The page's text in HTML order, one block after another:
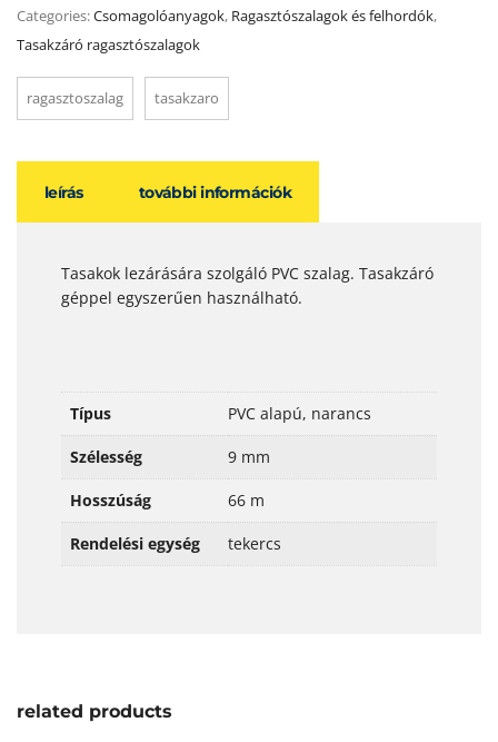
Categories:Csomagolóanyagok, Ragasztószalagok és felhordók,
Tasakzáró ragasztószalagok
ragasztoszalag tasakzaro
leírás további információk
Tasakok lezárására szolgáló PVC szalag. Tasakzáró
géppel egyszerűen használható.
Típus PVC alapú, narancs
Szélesség 9 mm
Hosszúság 66 m
Rendelési egység tekercs
related products